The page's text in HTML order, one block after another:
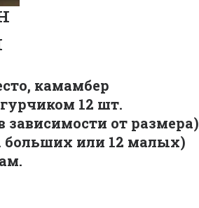
камамбер
12 шт.
зависимости от размера)
больших или 12 малых)